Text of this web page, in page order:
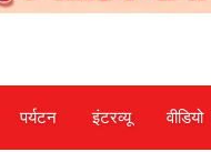
पर्यटन इंटरव्‍यू वीडियो